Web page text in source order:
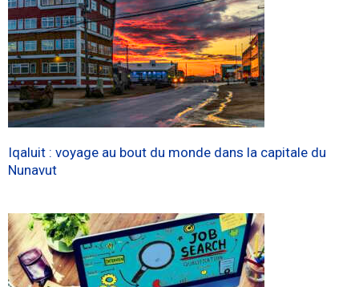
Iqaluit : voyage au bout du monde dans la capitale du
Nunavut